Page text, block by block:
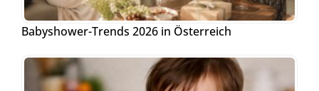
Babyshower-Trends 2026 in Österreich